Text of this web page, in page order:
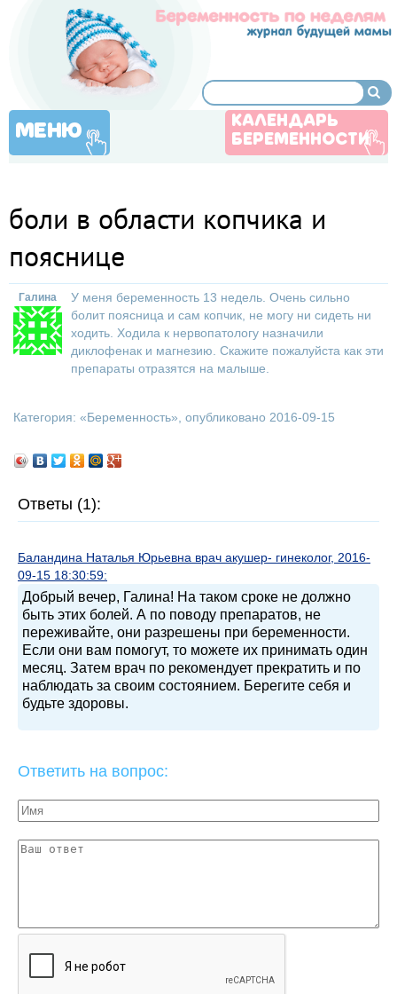
МЕНЮ
КАЛЕНДАРЬ
БЕРЕМЕННОСТИ
боли в области копчика и
пояснице
Галина
У меня беременность 13 недель. Очень сильно
болит поясница и сам копчик, не могу ни сидеть ни
ходить. Ходила к нервопатологу назначили
диклофенак и магнезию. Скажите пожалуйста как эти
препараты отразятся на малыше.
Категория: «Беременность», опубликовано 2016-09-15
Ответы (1):
Баландина Наталья Юрьевна врач акушер- гинеколог, 2016-
09-15 18:30:59:
Добрый вечер, Галина! На таком сроке не должно
быть этих болей. А по поводу препаратов, не
переживайте, они разрешены при беременности.
Если они вам помогут, то можете их принимать один
месяц. Затем врач по рекомендует прекратить и по
наблюдать за своим состоянием. Берегите себя и
будьте здоровы.
Ответить на вопрос: